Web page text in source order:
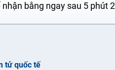
bằng ngay sau 5 phút
tử quốc tế